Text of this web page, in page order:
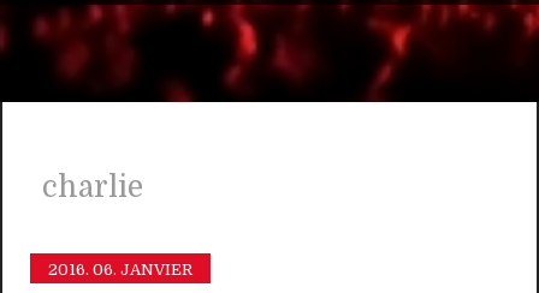
charlie
2016. 06. JANVIER